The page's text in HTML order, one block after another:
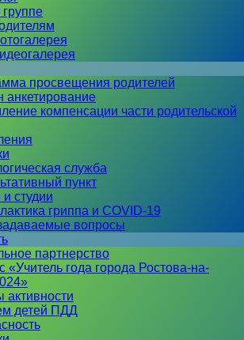
просвещения родителей
анкетирование
компенсации части родительской
служба
пункт
и студии
гриппа и COVID-19
вопросы
партнерство
«Учитель года города Ростова-на-
активности
детей ПДД